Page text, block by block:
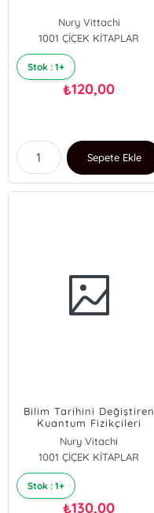
Nury Vittachi
1001 ÇİÇEK KİTAPLAR
Stok : 1+
₺120,00
Sepete Ekle
Bilim Tarihini Değiştiren
Kuantum Fizikçileri
Hakkında Beş Şaşırtıcı
Öykü
Nury Vitachi
1001 ÇİÇEK KİTAPLAR
Stok : 1+
₺130,00